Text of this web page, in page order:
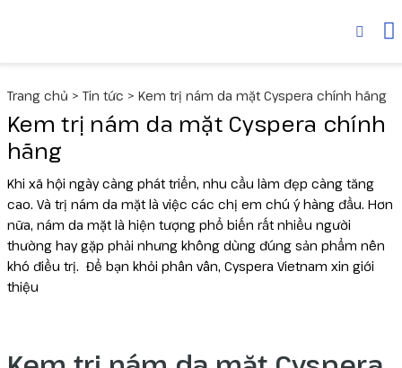
Trang chủ > Tin tức > Kem trị nám da mặt Cyspera chính hãng
Kem trị nám da mặt Cyspera chính
hãng
Khi xã hội ngày càng phát triển, nhu cầu làm đẹp càng tăng
cao. Và trị nám da mặt là việc các chị em chú ý hàng đầu. Hơn
nữa, nám da mặt là hiện tượng phổ biến rất nhiều người
thường hay gặp phải nhưng không dùng đúng sản phẩm nên
khó điều trị. Để bạn khỏi phân vân, Cyspera Vietnam xin giới
thiệu
Deuxclair
Fotona
Liftera V
Liftera A
Wonder
Dược mỹ phẩm
Skinuva
Senté
Collagen